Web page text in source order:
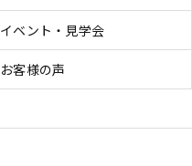
イベント・見学会
お客様の声